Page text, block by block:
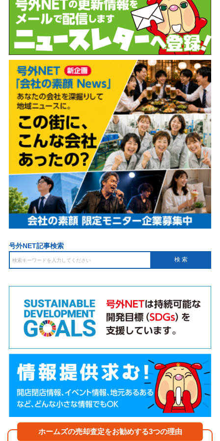
号外NET記事検索
ホームズの売却査定をお勧めする3つの理由